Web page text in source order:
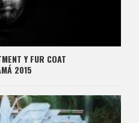
Y FUR COAT
2015